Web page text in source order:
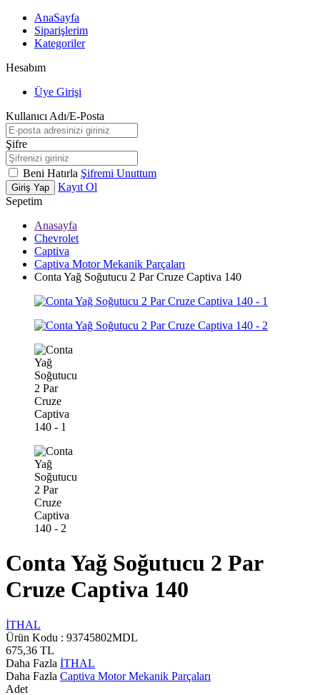
AnaSayfa
Siparişlerim
Kategoriler
Hesabım
Üye Girişi
Kullanıcı Adı/E-Posta
Şifre
Beni Hatırla Şifremi Unuttum
Giriş Yap
Kayıt Ol
Sepetim
Anasayfa
Chevrolet
Captiva
Captiva Motor Mekanik Parçaları
Conta Yağ Soğutucu 2 Par Cruze Captiva 140
Conta Yağ Soğutucu 2 Par
Cruze Captiva 140
İTHAL
Ürün Kodu : 93745802MDL
675,36 TL
Daha Fazla İTHAL
Daha Fazla Captiva Motor Mekanik Parçaları
Adet